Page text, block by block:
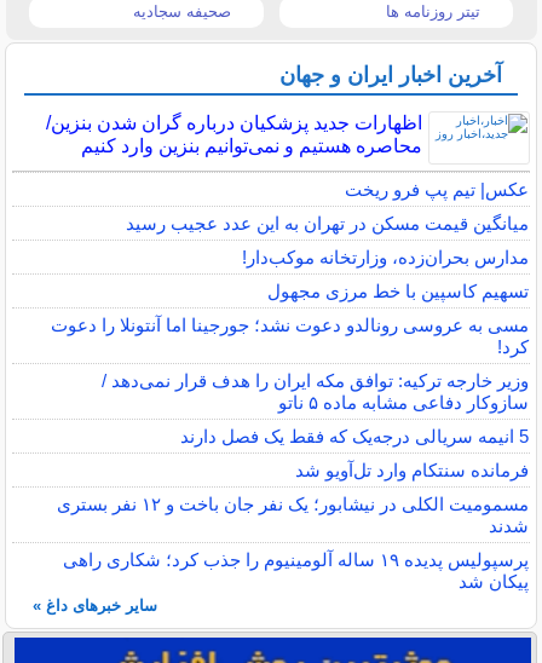
تیتر روزنامه ها صحیفه سجادیه
آخرین اخبار ایران و جهان
اظهارات جدید پزشکیان درباره گران شدن بنزین/
محاصره هستیم و نمی‌توانیم بنزین وارد کنیم
عکس| تیم پپ فرو ریخت
میانگین قیمت مسکن در تهران به این عدد عجیب رسید
مدارس بحران‌زده، وزارتخانه موکب‌دار!
تسهیم کاسپین با خط مرزی مجهول
مسی به عروسی رونالدو دعوت نشد؛ جورجینا اما آنتونلا را دعوت
کرد!
وزیر خارجه ترکیه: توافق مکه ایران را هدف قرار نمی‌دهد /
سازوکار دفاعی مشابه ماده ۵ ناتو
5 انیمه سریالی درجه‌یک که فقط یک فصل دارند
فرمانده سنتکام وارد تل‌آویو شد
مسمومیت الکلی در نیشابور؛ یک نفر جان باخت و ۱۲ نفر بستری
شدند
پرسپولیس پدیده ۱۹ ساله آلومینیوم را جذب کرد؛ شکاری راهی
پیکان شد
سایر خبرهای داغ »